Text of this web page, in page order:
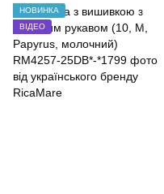
НОВИНКА
ВІДЕО